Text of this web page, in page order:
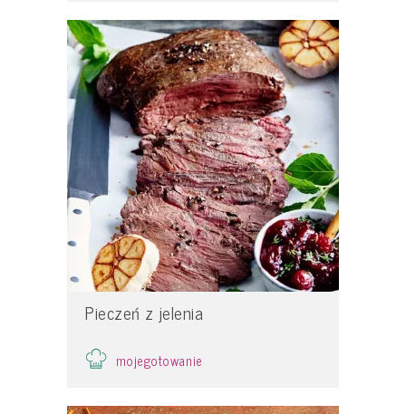
Pieczeń z jelenia
mojegotowanie